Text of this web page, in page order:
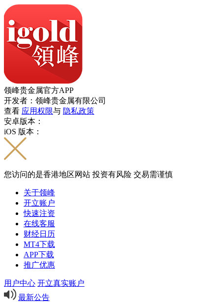
领峰贵金属官方APP
开发者：领峰贵金属有限公司
查看 应用权限与 隐私政策
安卓版本：
iOS 版本：
您访问的是香港地区网站 投资有风险 交易需谨慎
关于领峰
开立账户
快速注资
在线客服
财经日历
MT4下载
APP下载
推广优惠
用户中心 开立真实账户
最新公告